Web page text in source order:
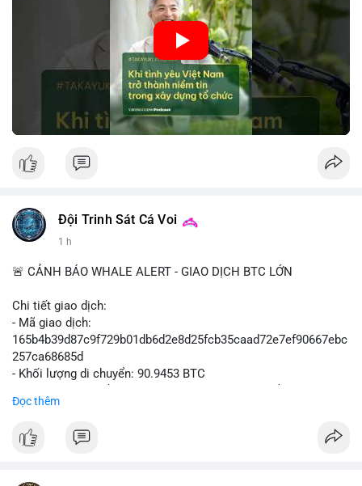
phát triển bền vững và thu hút vốn đầu tư.
🎥 Xem video trực tiếp tại:
Nguồn: VIETSUCCESS
Đội Trinh Sát Cá Voi
1 h
🚨 CẢNH BÁO WHALE ALERT - GIAO DỊCH BTC LỚN
Chi tiết giao dịch:
- Mã giao dịch:
165b4b39d87c9f729b01db6d2e8d25fcb35caad72e7ef90667ebc
257ca68685d
- Khối lượng di chuyển: 90.9453 BTC
USD)
Đọc thêm